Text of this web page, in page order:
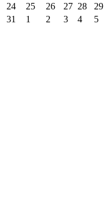
24
25 26 27 28 29
31
1 2 3 4 5